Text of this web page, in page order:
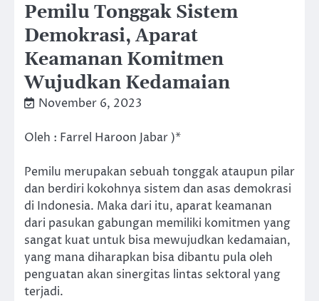
Pemilu Tonggak Sistem
Demokrasi, Aparat
Keamanan Komitmen
Wujudkan Kedamaian
November 6, 2023
Oleh : Farrel Haroon Jabar )*
Pemilu merupakan sebuah tonggak ataupun pilar
dan berdiri kokohnya sistem dan asas demokrasi
di Indonesia. Maka dari itu, aparat keamanan
dari pasukan gabungan memiliki komitmen yang
sangat kuat untuk bisa mewujudkan kedamaian,
yang mana diharapkan bisa dibantu pula oleh
penguatan akan sinergitas lintas sektoral yang
terjadi.